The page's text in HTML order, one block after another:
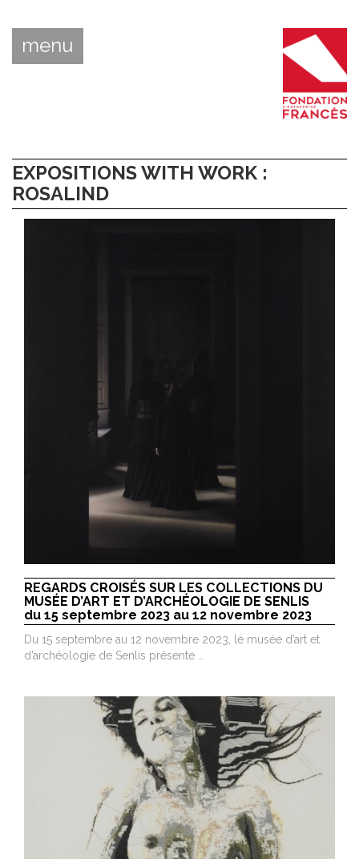
menu
EXPOSITIONS WITH WORK :
ROSALIND
REGARDS CROISÉS SUR LES COLLECTIONS DU
MUSÉE D’ART ET D’ARCHÉOLOGIE DE SENLIS
du 15 septembre 2023 au 12 novembre 2023
Du 15 septembre au 12 novembre 2023, le musée d’art et
d’archéologie de Senlis présente …